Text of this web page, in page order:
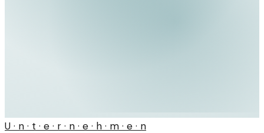
U · n · t · e · r · n · e · h · m · e · n